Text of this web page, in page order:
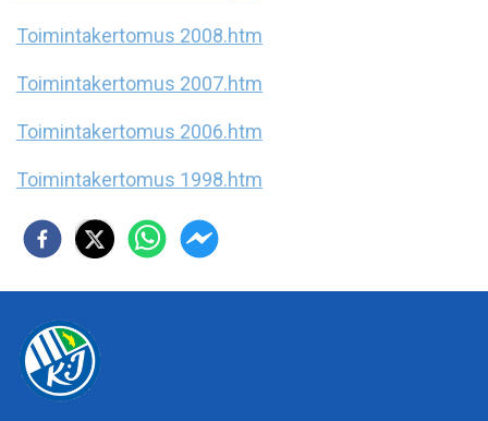
Toimintakertomus 2008.htm
Toimintakertomus 2007.htm
Toimintakertomus 2006.htm
Toimintakertomus 1998.htm